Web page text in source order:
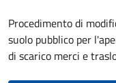
Procedimento di
suolo pubblico per
di scarico merci e